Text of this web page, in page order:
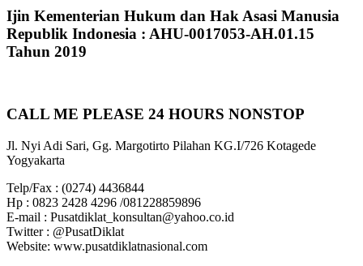
Ijin Kementerian Hukum dan Hak Asasi Manusia
Republik Indonesia : AHU-0017053-AH.01.15
Tahun 2019
CALL ME PLEASE 24 HOURS NONSTOP
Jl. Nyi Adi Sari, Gg. Margotirto Pilahan KG.I/726 Kotagede
Yogyakarta
Telp/Fax : (0274) 4436844
Hp : 0823 2428 4296 /081228859896
E-mail : Pusatdiklat_konsultan@yahoo.co.id
Twitter : @PusatDiklat
Website: www.pusatdiklatnasional.com